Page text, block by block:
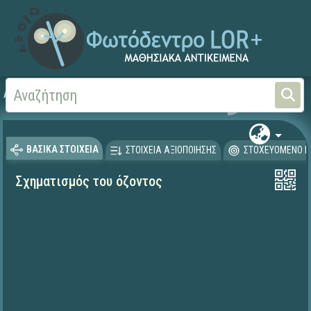
Αρχική Φυσικές Επιστήμες -
ΒΑΣΙΚΑ ΣΤΟΙΧΕΙΑ ΣΤΟΙΧΕΙΑ ΑΞΙΟΠΟΙΗΣΗΣ ΣΤΟΧΕΥΟΜΕΝΟ
Σχηματισμός του όζοντος